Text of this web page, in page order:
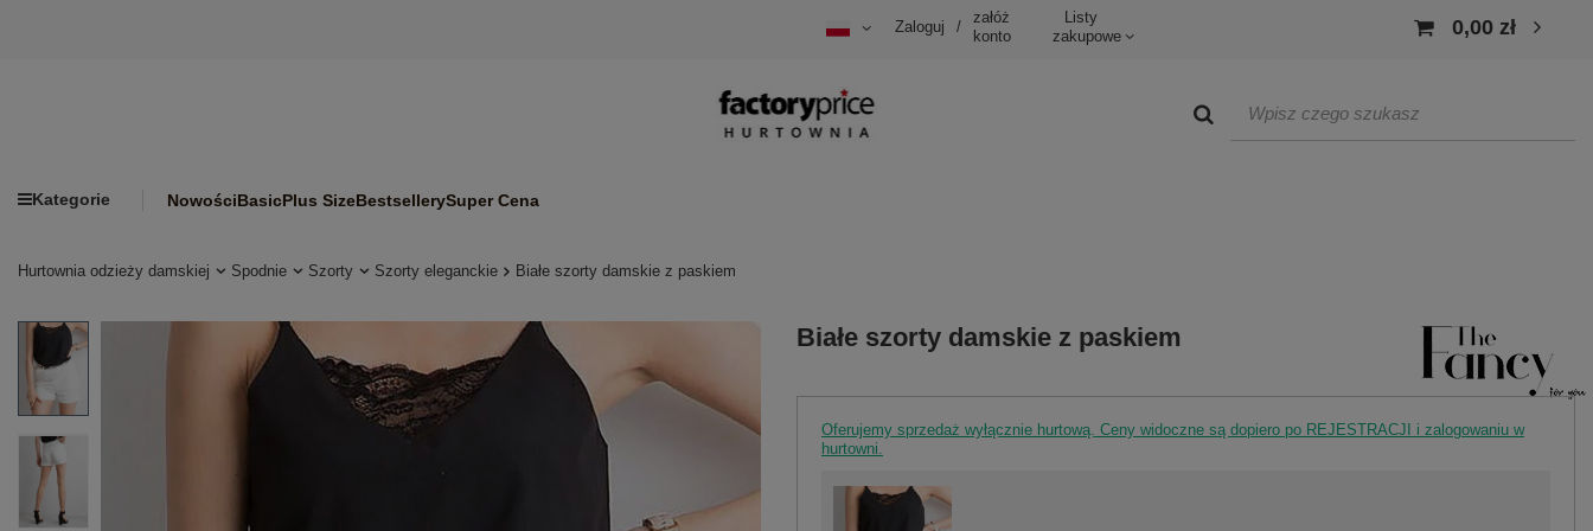
Zaloguj /
załóż
konto
Listy
zakupowe
0,00 zł
Kategorie NowościBasicPlus SizeBestsellerySuper Cena
Hurtownia odzieży damskiej Spodnie Szorty Szorty eleganckie Białe szorty damskie z paskiem
Białe szorty damskie z paskiem
Oferujemy sprzedaż wyłącznie hurtową. Ceny widoczne są dopiero po REJESTRACJI i zalogowaniu w
hurtowni.